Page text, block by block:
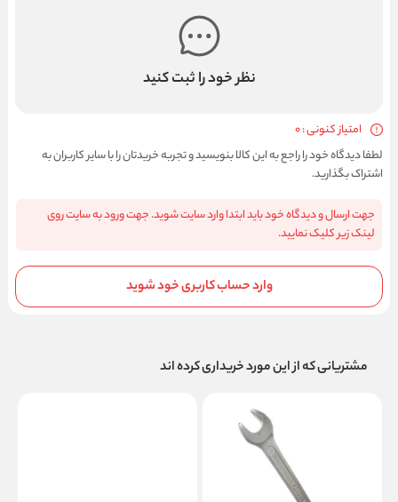
نظر خود را ثبت کنید
امتیاز کنونی : 0
لطفا دیدگاه خود را راجع به این کالا بنویسید و تجربه خریدتان را با سایر کاربران به
اشتراک بگذارید.
جهت ارسال و دیدگاه خود باید ابتدا وارد سایت شوید. جهت ورود به سایت روی
لینک زیر کلیک نمایید.
وارد حساب کاربری خود شوید
مشتریانی که از این مورد خریداری کرده اند